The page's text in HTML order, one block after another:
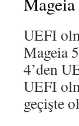
UEFI
Mageia
4’den
UEFI
geçişte